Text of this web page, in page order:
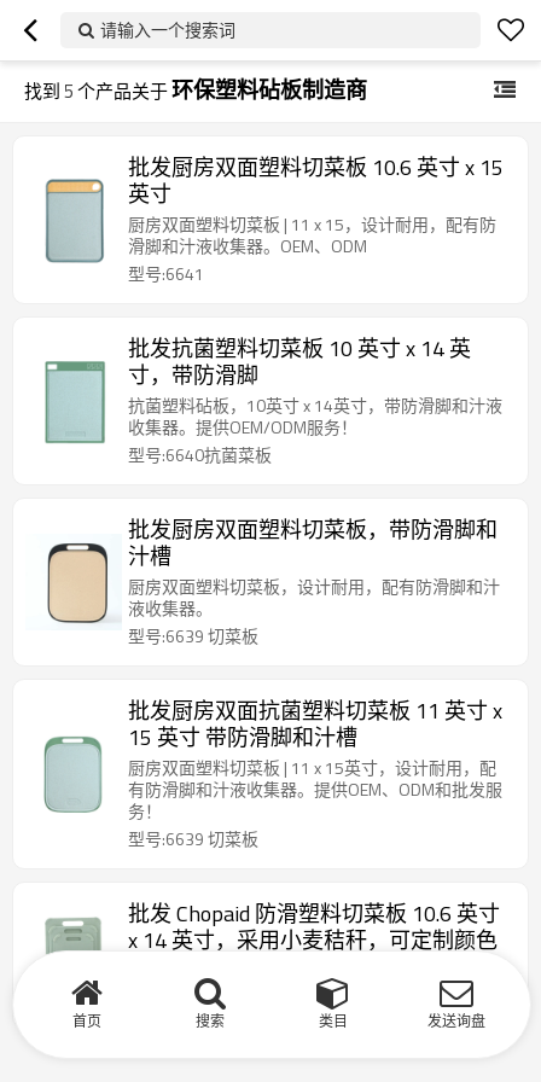
请输入一个搜索词
找到5个产品关于环保塑料砧板制造商
批发厨房双面塑料切菜板 10.6 英寸 x 15
英寸
厨房双面塑料切菜板 | 11 x 15，设计耐用，配有防
滑脚和汁液收集器。OEM、ODM
型号:6641
批发抗菌塑料切菜板 10 英寸 x 14 英
寸，带防滑脚
抗菌塑料砧板，10英寸 x 14英寸，带防滑脚和汁液
收集器。提供OEM/ODM服务！
型号:6640抗菌菜板
批发厨房双面塑料切菜板，带防滑脚和
汁槽
厨房双面塑料切菜板，设计耐用，配有防滑脚和汁
液收集器。
型号:6639 切菜板
批发厨房双面抗菌塑料切菜板 11 英寸 x
15 英寸 带防滑脚和汁槽
厨房双面塑料切菜板 | 11 x 15英寸，设计耐用，配
有防滑脚和汁液收集器。提供OEM、ODM和批发服
务！
型号:6639 切菜板
批发 Chopaid 防滑塑料切菜板 10.6 英寸
x 14 英寸，采用小麦秸秆，可定制颜色
型号:6636 切菜板
首页 搜索 类目 发送询盘